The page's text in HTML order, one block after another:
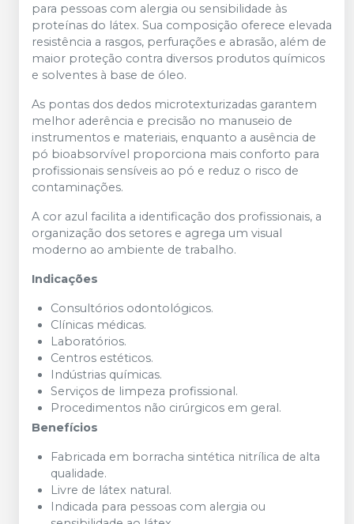
para pessoas com alergia ou sensibilidade às
proteínas do látex. Sua composição oferece elevada
resistência a rasgos, perfurações e abrasão, além de
maior proteção contra diversos produtos químicos
e solventes à base de óleo.
As pontas dos dedos microtexturizadas garantem
melhor aderência e precisão no manuseio de
instrumentos e materiais, enquanto a ausência de
pó bioabsorvível proporciona mais conforto para
profissionais sensíveis ao pó e reduz o risco de
contaminações.
A cor azul facilita a identificação dos profissionais, a
organização dos setores e agrega um visual
moderno ao ambiente de trabalho.
Indicações
Consultórios odontológicos.
Clínicas médicas.
Laboratórios.
Centros estéticos.
Indústrias químicas.
Serviços de limpeza profissional.
Procedimentos não cirúrgicos em geral.
Benefícios
Fabricada em borracha sintética nitrílica de alta
qualidade.
Livre de látex natural.
Indicada para pessoas com alergia ou